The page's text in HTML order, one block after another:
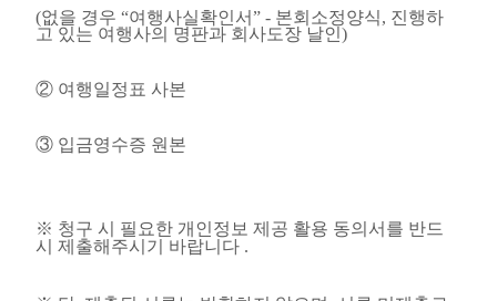
(없을 경우 “여행사실확인서” - 본회소정양식, 진행하
고 있는 여행사의 명판과 회사도장 날인 )
② 여행일정표 사본
③ 입금영수증 원본
※ 청구 시 필요한 개인정보 제공 활용 동의서를 반드
시 제출해주시기 바랍니다 .